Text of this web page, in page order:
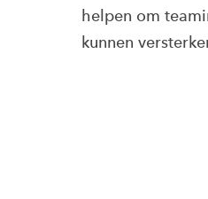
helpen om
kunnen